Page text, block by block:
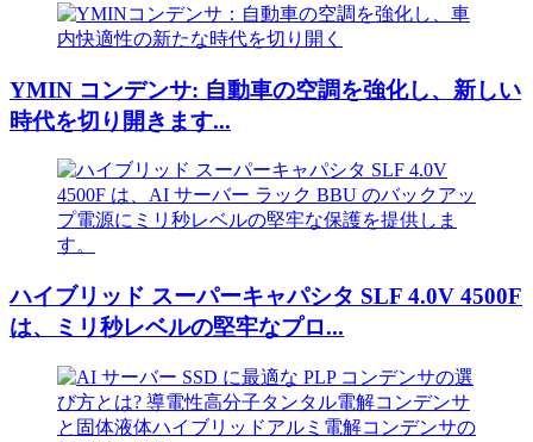
YMIN コンデンサ: 自動車の空調を強化し、新しい
時代を切り開きます...
ハイブリッド スーパーキャパシタ SLF 4.0V 4500F
は、ミリ秒レベルの堅牢なプロ...